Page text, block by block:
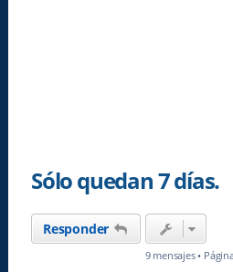
Sólo quedan 7 días.
Responder
9 mensajes •